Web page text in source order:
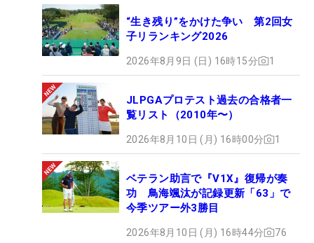
“生き残り”をかけた争い 第2回女
子リランキング2026
2026年8月9日 (日) 16時15分 1
JLPGAプロテスト過去の合格者一
覧リスト（2010年〜）
2026年8月10日 (月) 16時00分 1
ベテラン助言で『V1X』復帰が奏
功 鳥海颯汰が記録更新「63」で
今季ツアー外3勝目
2026年8月10日 (月) 16時44分 76